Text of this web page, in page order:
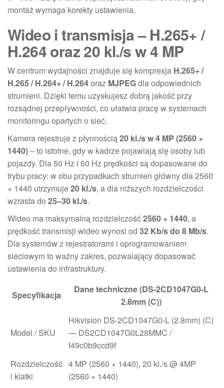
montaż wymaga korekty ustawienia.
Wideo i transmisja – H.265+ /
H.264 oraz 20 kl./s w 4 MP
W centrum wydajności znajduje się kompresja H.265+ /
H.265 / H.264+ / H.264oraz MJPEGdla odpowiednich
strumieni. Dzięki temu uzyskujesz dobrą jakość przy
rozsądnej przepływności, co ułatwia pracę w systemach
monitoringu opartych o sieć.
Kamera rejestruje z płynnością20 kl./s w 4 MP (2560 ×
1440)– to istotne, gdy w kadrze pojawiają się osoby lub
pojazdy. Dla 50 Hz i 60 Hz prędkości są dopasowane do
trybu pracy: w obu przypadkach strumień główny dla 2560
× 1440 utrzymuje20 kl./s, a dla niższych rozdzielczości
wzrasta do 25–30 kl./s.
Wideo ma maksymalną rozdzielczość2560 × 1440, a
prędkość transmisji wideo wynosi od 32 Kb/s do 8 Mb/s.
Dla systemów z rejestratorami i oprogramowaniem
sieciowym to ważny zakres, pozwalający dopasować
ustawienia do infrastruktury.
Specyfikacja
Dane techniczne (DS-2CD1047G0-L
2.8mm (C))
Model / SKU
Hikvision DS-2CD1047G0-L (2.8mm) (C)
— DS2CD1047G0L28MMC /
f49c0b9ccd9f
Rozdzielczość
i klatki
4 MP (2560 × 1440), 20 kl./s @ 4MP
(2560 × 1440)